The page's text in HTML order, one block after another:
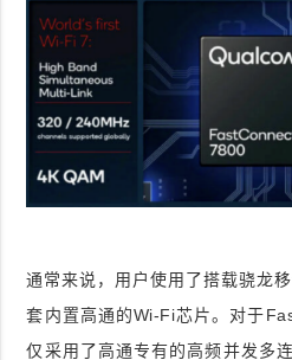
通常来说，用户使用了搭载骁龙
套内置高通的Wi-Fi芯片。对于
仅采用了高通专有的高频并发多